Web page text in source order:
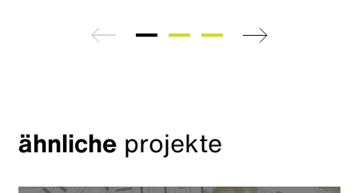
zurück weiter
ähnlicheprojekte